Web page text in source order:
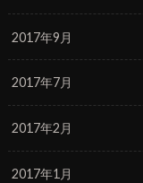
2017年9月
2017年7月
2017年2月
2017年1月